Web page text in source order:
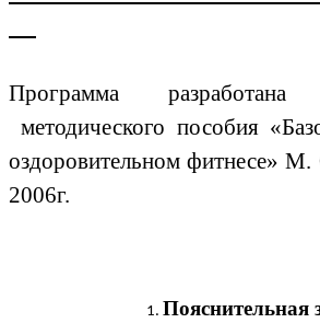
Программа
методического пособия
оздоровительном
2006г.
Пояснительная